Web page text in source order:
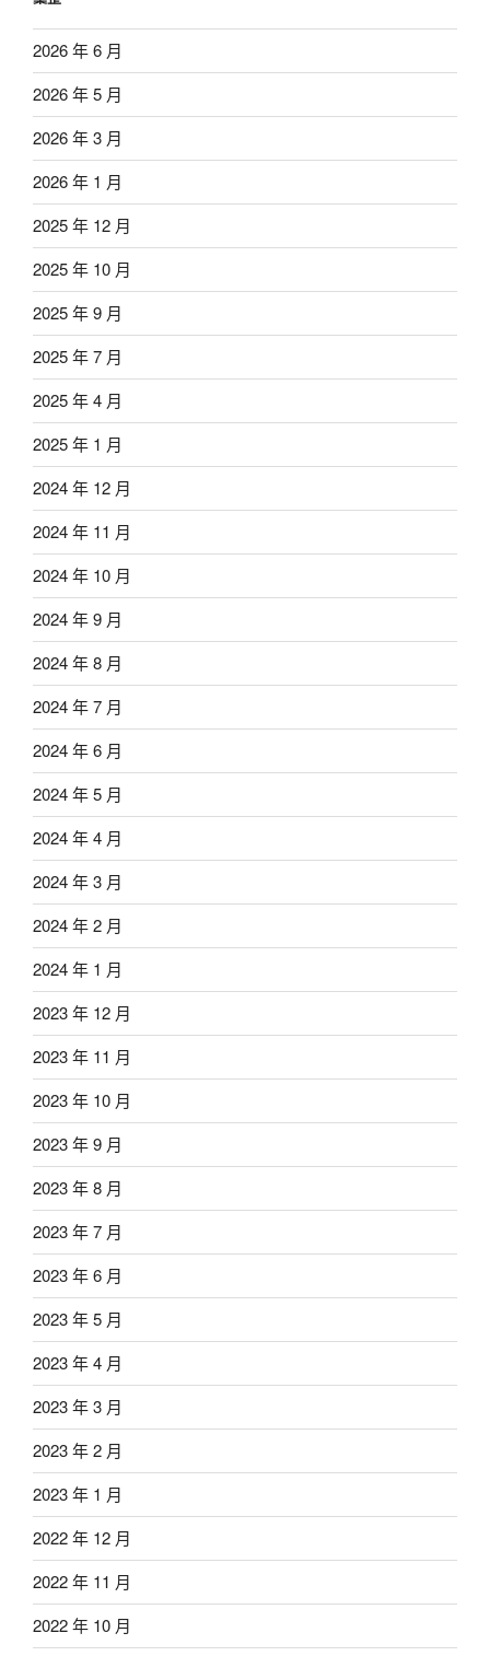
2026 年 6 月
2026 年 5 月
2026 年 3 月
2026 年 1 月
2025 年 12 月
2025 年 10 月
2025 年 9 月
2025 年 7 月
2025 年 4 月
2025 年 1 月
2024 年 12 月
2024 年 11 月
2024 年 10 月
2024 年 9 月
2024 年 8 月
2024 年 7 月
2024 年 6 月
2024 年 5 月
2024 年 4 月
2024 年 3 月
2024 年 2 月
2024 年 1 月
2023 年 12 月
2023 年 11 月
2023 年 10 月
2023 年 9 月
2023 年 8 月
2023 年 7 月
2023 年 6 月
2023 年 5 月
2023 年 4 月
2023 年 3 月
2023 年 2 月
2023 年 1 月
2022 年 12 月
2022 年 11 月
2022 年 10 月